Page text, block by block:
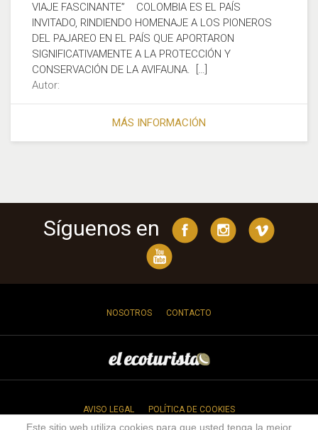
VIAJE FASCINANTE” COLOMBIA ES EL PAÍS
INVITADO, RINDIENDO HOMENAJE A LOS PIONEROS
DEL PAJAREO EN EL PAÍS QUE APORTARON
SIGNIFICATIVAMENTE A LA PROTECCIÓN Y
CONSERVACIÓN DE LA AVIFAUNA. […]
Autor:
MÁS INFORMACIÓN
Síguenos en
NOSOTROS CONTACTO
AVISO LEGAL POLÍTICA DE COOKIES
Este sitio web utiliza cookies para que usted tenga la mejor